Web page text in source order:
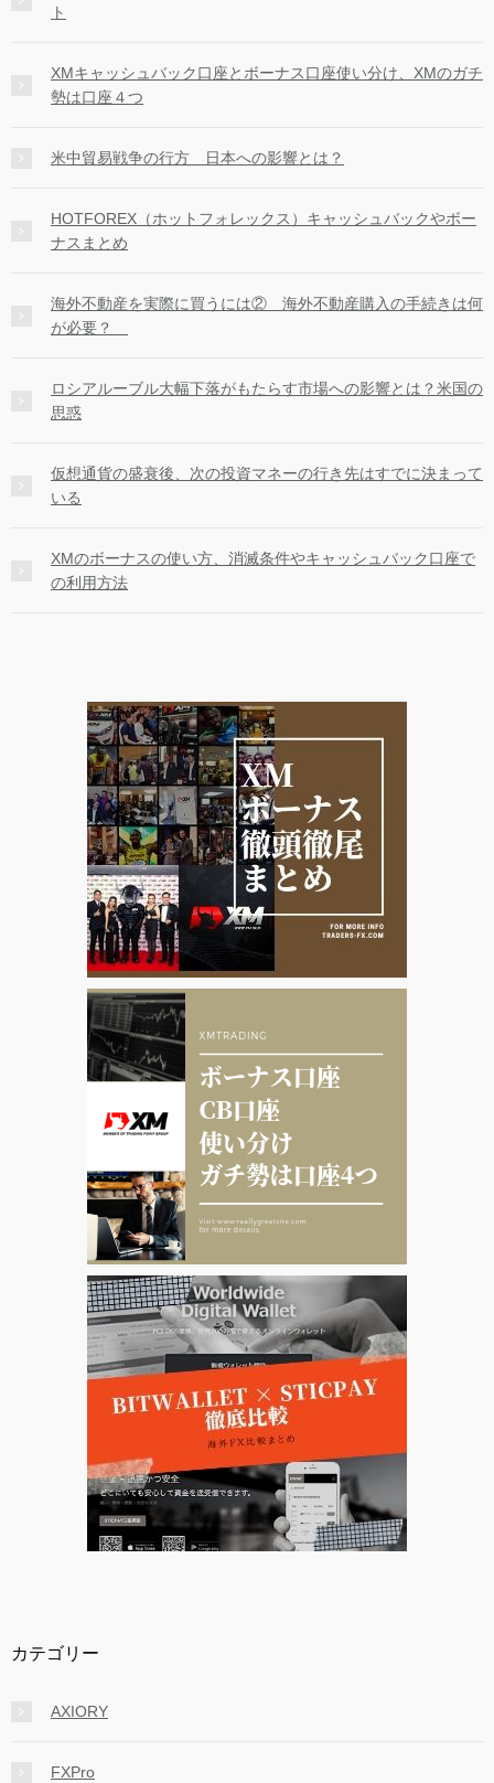
ト
XMキャッシュバック口座とボーナス口座使い分け、XMのガチ
勢は口座４つ
米中貿易戦争の行方 日本への影響とは？
HOTFOREX（ホットフォレックス）キャッシュバックやボー
ナスまとめ
海外不動産を実際に買うには② 海外不動産購入の手続きは何
が必要？
ロシアルーブル大幅下落がもたらす市場への影響とは？米国の
思惑
仮想通貨の盛衰後、次の投資マネーの行き先はすでに決まって
いる
XMのボーナスの使い方、消滅条件やキャッシュバック口座で
の利用方法
カテゴリー
AXIORY
FXPro